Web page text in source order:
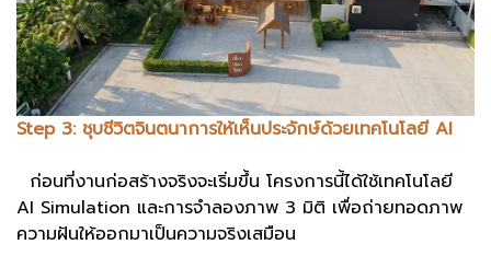
Step 3: ชุบชีวิตจินตนาการให้เห็นประจักษ์ด้วยเทคโนโลยี AI
ก่อนที่งานก่อสร้างจริงจะเริ่มขึ้น โครงการนี้ได้ใช้เทคโนโลยี
AI Simulation และการจำลองภาพ 3 มิติ เพื่อถ่ายทอดภาพ
ความฝันให้ออกมาเป็นความจริงเสมือน